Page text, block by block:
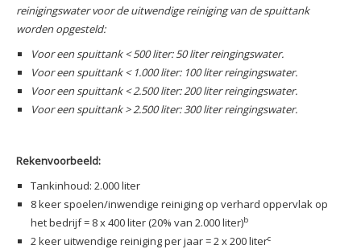
reinigingswater voor de uitwendige reiniging van de spuittank
worden opgesteld:
Voor een spuittank < 500 liter: 50 liter reingingswater.
Voor een spuittank < 1.000 liter: 100 liter reingingswater.
Voor een spuittank < 2.500 liter: 200 liter reingingswater.
Voor een spuittank > 2.500 liter: 300 liter reingingswater.
Rekenvoorbeeld:
Tankinhoud: 2.000 liter
8 keer spoelen/inwendige reiniging op verhard oppervlak op
het bedrijf = 8 x 400 liter (20% van 2.000 liter)b
2 keer uitwendige reiniging per jaar = 2 x 200 literc